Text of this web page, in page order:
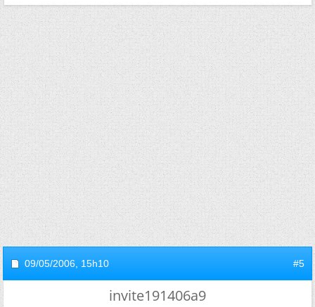
09/05/2006, 15h10 #5
invite191406a9